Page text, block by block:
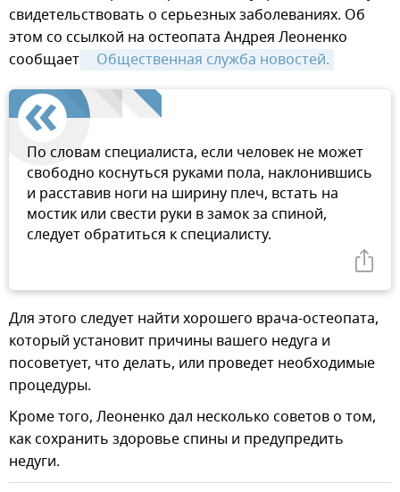
свидетельствовать о серьезных заболеваниях. Об
этом со ссылкой на остеопата Андрея Леоненко
сообщает
Общественная служба новостей.
По словам специалиста, если человек не может
свободно коснуться руками пола, наклонившись
и расставив ноги на ширину плеч, встать на
мостик или свести руки в замок за спиной,
следует обратиться к специалисту.
Для этого следует найти хорошего врача-остеопата,
который установит причины вашего недуга и
посоветует, что делать, или проведет необходимые
процедуры.
Кроме того, Леоненко дал несколько советов о том,
как сохранить здоровье спины и предупредить
недуги.